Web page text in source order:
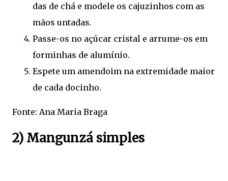
das de chá e modele os cajuzinhos com as
mãos untadas.
Passe-os no açúcar cristal e arrume-os em
forminhas de alumínio.
Espete um amendoim na extremidade maior
de cada docinho.
Fonte: Ana Maria Braga
2) Mangunzá simples